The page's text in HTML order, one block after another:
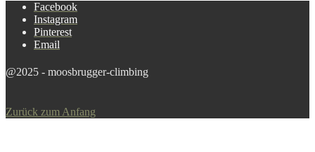
Facebook
Instagram
Pinterest
Email
@2025 - moosbrugger-climbing
Zurück zum Anfang